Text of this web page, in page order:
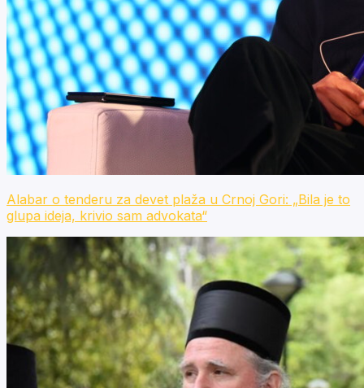
Alabar o tenderu za devet plaža u Crnoj Gori: „Bila je to
glupa ideja, krivio sam advokata“